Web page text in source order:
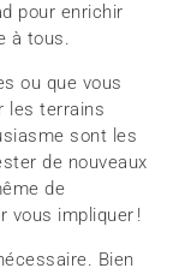
pour enrichir
à tous.
ou que vous
les terrains
sont les
de nouveaux
de
vous impliquer !
Bien